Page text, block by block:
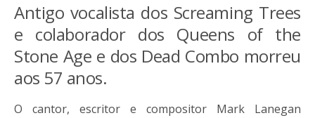
Antigo vocalista dos Screaming Trees
e colaborador dos Queens of the
Stone Age e dos Dead Combo morreu
aos 57 anos.
O cantor, escritor e compositor Mark Lanegan